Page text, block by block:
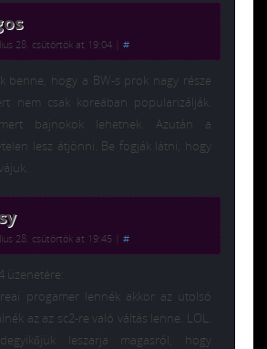
28. csütörtök at 19:04 #
benne, hogy a BW-s prok nagy része
nem csak koreában popularizálják.
bajnokok lehetnek. Azután a
lesz átjönni. Be fogják látni, hogy
28. csütörtök at 19:45 #
üzenetére:
progamer lennék akkor az utolsó
az az sc2-re való váltás lenne. LOL.
leszarja magasról, hogy